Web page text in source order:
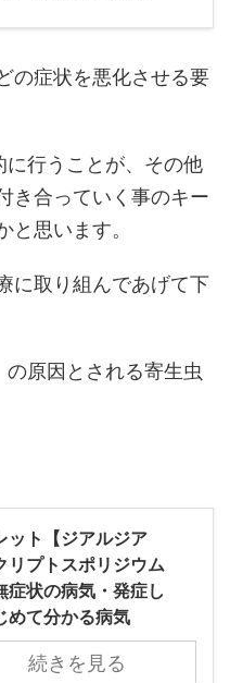
の症状を悪化させる要
に行うことが、その他
き合っていく事のキー
と思います。
に取り組んであげて下
原因とされる寄生虫
ット【ジアルジア
リプトスポリジウム
症状の病気・発症し
めて分かる病気
続きを見る